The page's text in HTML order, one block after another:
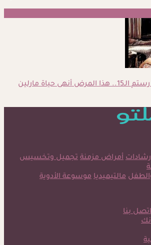
ذكرى وفاة هند رستم الـ15.. هذا المرض أنهى حياة مارلين
أمراض مزمنة تجميل وتخسيس
مالتيميديا موسوعة الأدوية
اتصل بنا